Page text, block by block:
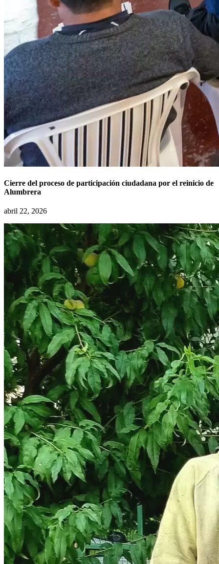
Cierre del proceso de participación ciudadana por el reinicio de
Alumbrera
abril 22, 2026